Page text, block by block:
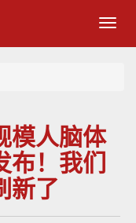
模人脑体
布！我们
新了